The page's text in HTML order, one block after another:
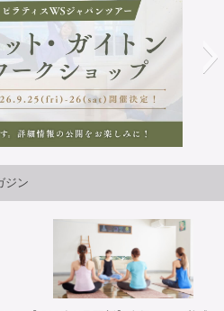
普通 口座番号：8032530
納付後に、スクール事務局より
ていただきます。
ラティストレーニングコースの
クラス参加や体調管理など、各
下さい。
大阪 開催決定！！
ジン